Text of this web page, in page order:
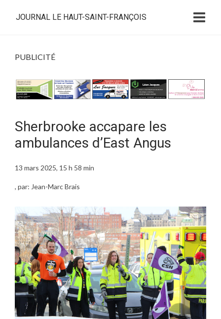
JOURNAL LE HAUT-SAINT-FRANÇOIS
PUBLICITÉ
Sherbrooke accapare les
ambulances d’East Angus
13 mars 2025, 15 h 58 min
, par: Jean-Marc Brais